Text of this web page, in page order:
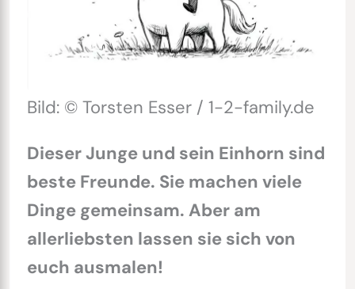
Bild: © Torsten Esser / 1-2-family.de
Dieser Junge und sein Einhorn sind
beste Freunde. Sie machen viele
Dinge gemeinsam. Aber am
allerliebsten lassen sie sich von
euch ausmalen!